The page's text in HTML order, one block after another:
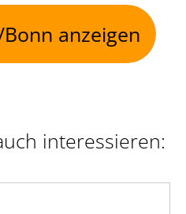
anzeigen
interessieren: